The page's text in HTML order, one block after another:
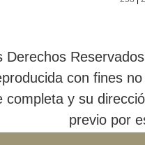
Derechos
con fines
completa y su
previo por